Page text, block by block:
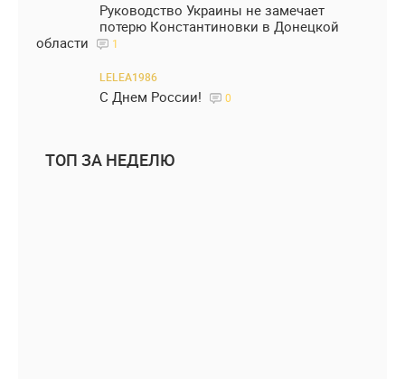
Руководство Украины не замечает
потерю Константиновки в Донецкой
области
1
LELEA1986
С Днем России! 0
ТОП ЗА НЕДЕЛЮ